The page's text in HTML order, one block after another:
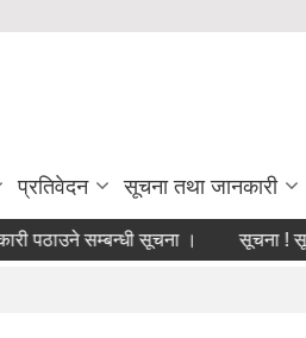
प्रतिवेदन सूचना तथा जानकारी
सम्बन्धी सूचना । सूचना ! सूचना !